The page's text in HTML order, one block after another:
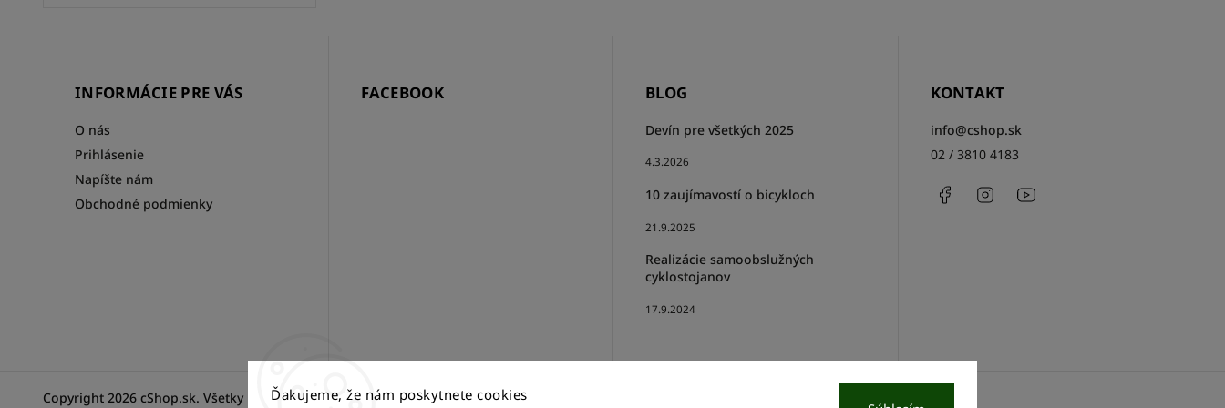
Ďakujeme, že nám poskytnete cookies
INFORMÁCIE PRE VÁS
O nás
Prihlásenie
Napíšte nám
Obchodné podmienky
FACEBOOK BLOG
Devín pre všetkých 2025
4.3.2026
10 zaujímavostí o bicykloch
21.9.2025
Realizácie samoobslužných
cyklostojanov
17.9.2024
KONTAKT
info@cshop.sk
02 / 3810 4183
FacebookInstagram
Copyright 2026 cShop.sk. Všetky práva vyhradené.